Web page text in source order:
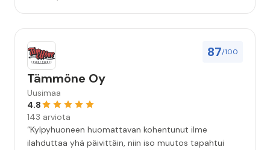
87/100
Tämmöne Oy
Uusimaa
4.8
143 arviota
“Kylpyhuoneen huomattavan kohentunut ilme
ilahduttaa yhä päivittäin, niin iso muutos tapahtui